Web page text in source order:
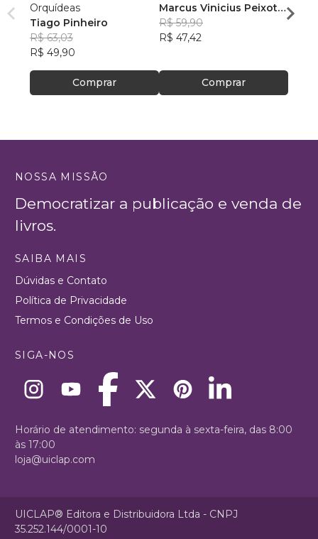
Orquídeas
Tiago Pinheiro
R$ 63,03
R$ 49,90
Comprar
Marcus Vinicius Peixoto
da Silva
R$ 59,90
R$ 47,42
Comprar
R$
NOSSA MISSÃO
Democratizar a publicação e venda de
livros.
SAIBA MAIS
Dúvidas e Contato
Política de Privacidade
Termos e Condições de Uso
SIGA-NOS
Horário de atendimento: segunda à sexta-feira, das 8:00
às 17:00
loja@uiclap.com
UICLAP® Editora e Distribuidora Ltda - CNPJ
35.252.144/0001-10